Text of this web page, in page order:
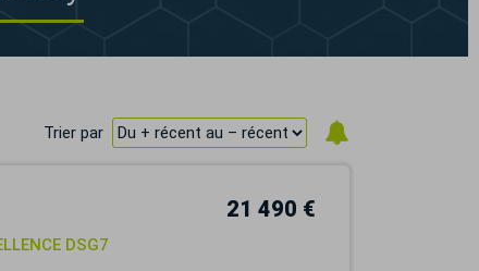
Trier par
21 490 €
DSG7